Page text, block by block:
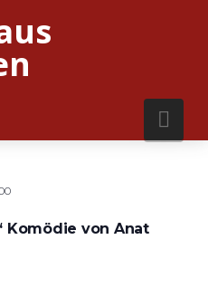
Komödie von Anat